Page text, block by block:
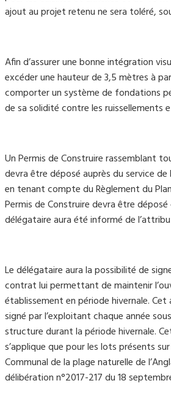
ajout au projet retenu ne sera toléré,
Afin d’assurer une bonne intégration
excéder une hauteur de 3,5 mètres à
comporter un système de fondations
de sa solidité contre les ruissellements
Un Permis de Construire rassemblant
devra être déposé auprès du service de
en tenant compte du Règlement du
Permis de Construire devra être
délégataire aura été informé de
Le délégataire aura la possibilité de
contrat lui permettant de maintenir
établissement en période hivernale.
signé par l’exploitant chaque année
structure durant la période hivernale.
s’applique que pour les lots présents
Communal de la plage naturelle de
délibération n°2017-217 du 18